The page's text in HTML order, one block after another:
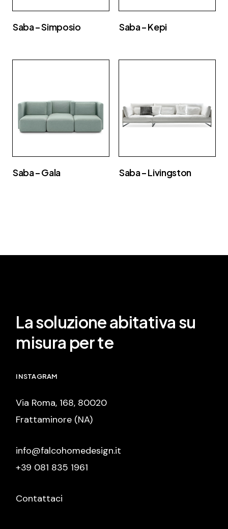
Saba – Simposio Saba – Kepi
Saba – Gala Saba – Livingston
La soluzione abitativa su
misura per te
INSTAGRAM
Via Roma, 168, 80020
Frattaminore (NA)
info@falcohomedesign.it
+39 081 835 1961
Contattaci